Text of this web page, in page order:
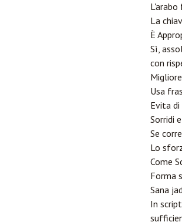
La
È
Sì,
con
Usa
Evita
Sorridi
Se
Lo
Come
Forma
Sana
In